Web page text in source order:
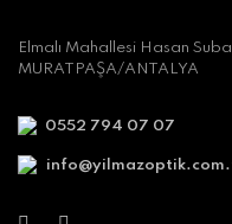
Elmalı Mahallesi Hasan
MURATPAŞA/ANTALYA
0552 794 07 07